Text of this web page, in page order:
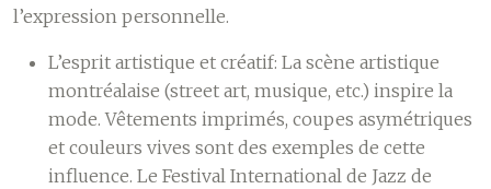
l’expression personnelle.
L’esprit artistique et créatif: La scène artistique
montréalaise (street art, musique, etc.) inspire la
mode. Vêtements imprimés, coupes asymétriques
et couleurs vives sont des exemples de cette
influence. Le Festival International de Jazz de